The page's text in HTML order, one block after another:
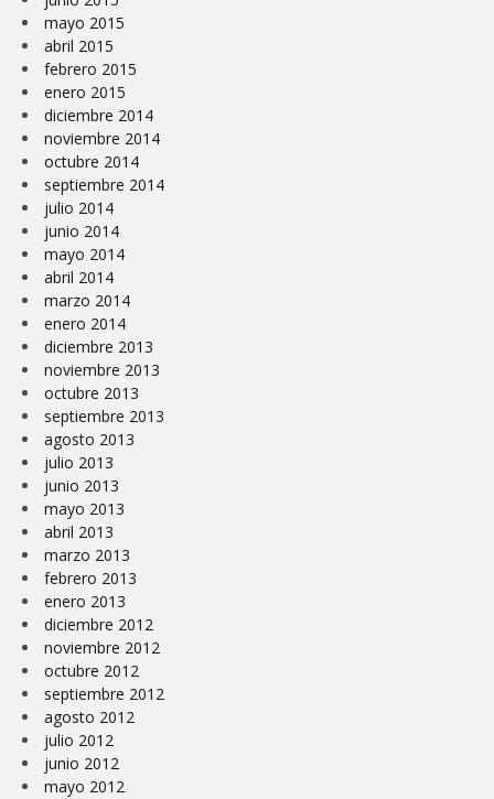
mayo 2015
abril 2015
febrero 2015
enero 2015
diciembre 2014
noviembre 2014
octubre 2014
septiembre 2014
julio 2014
junio 2014
mayo 2014
abril 2014
marzo 2014
enero 2014
diciembre 2013
noviembre 2013
octubre 2013
septiembre 2013
agosto 2013
julio 2013
junio 2013
mayo 2013
abril 2013
marzo 2013
febrero 2013
enero 2013
diciembre 2012
noviembre 2012
octubre 2012
septiembre 2012
agosto 2012
julio 2012
junio 2012
mayo 2012